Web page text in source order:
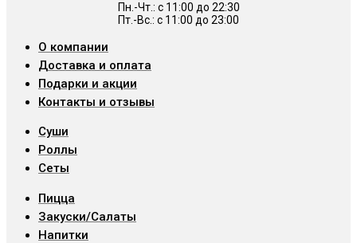
Пн.-Чт.: c 11:00 до 22:30
Пт.-Вс.: с 11:00 до 23:00
О компании
Доставка и оплата
Подарки и акции
Контакты и отзывы
Суши
Роллы
Сеты
Пицца
Закуски/Салаты
Напитки